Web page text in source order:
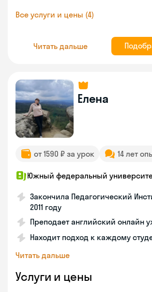
Все услуги и цены (4)
Читать дальше
Елена
от 1590 ₽ за урок 14 лет
Южный федеральный
Закончила Педагогический
2011 году
Преподает английский онлайн
Находит подход к каждому
Читать дальше
Услуги и цены